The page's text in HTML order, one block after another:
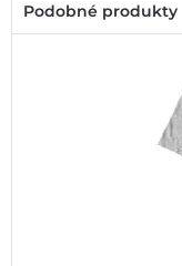
Podobné produkty